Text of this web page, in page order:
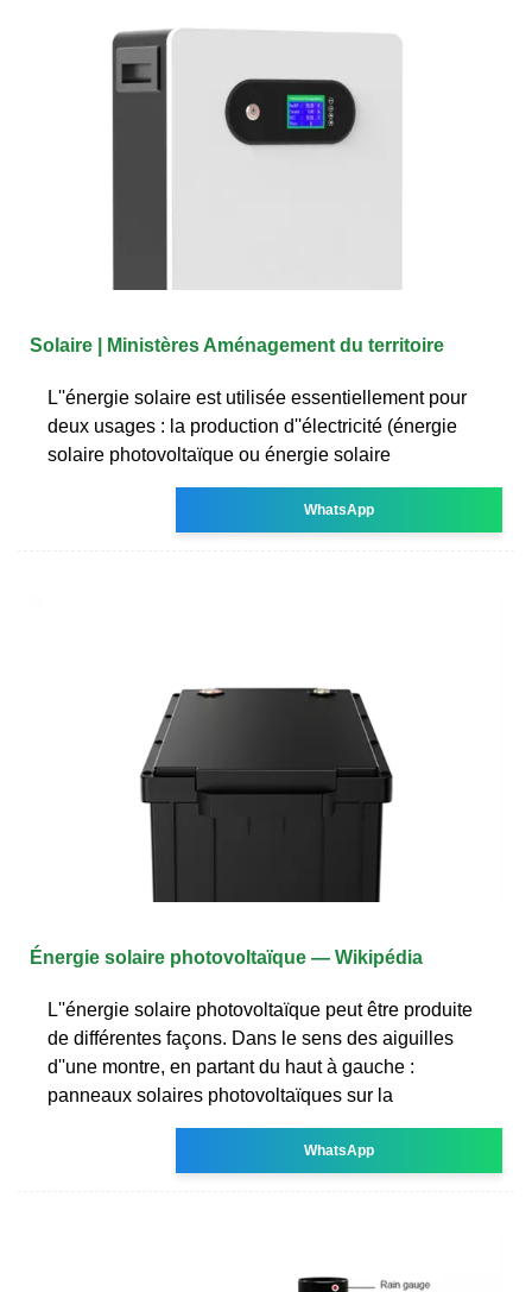
Solaire | Ministères Aménagement du territoire
L''énergie solaire est utilisée essentiellement pour
deux usages : la production d''électricité (énergie
solaire photovoltaïque ou énergie solaire
WhatsApp
Énergie solaire photovoltaïque — Wikipédia
L''énergie solaire photovoltaïque peut être produite
de différentes façons. Dans le sens des aiguilles
d''une montre, en partant du haut à gauche :
panneaux solaires photovoltaïques sur la
WhatsApp